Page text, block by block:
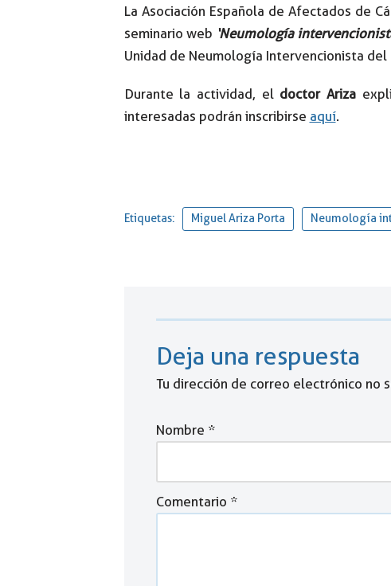
La Asociación Española de Afectados de
seminario web ‘Neumología
Unidad de Neumología Intervencionista
Durante la actividad, el doctor Ariza
interesadas podrán inscribirse aquí.
Etiquetas: Miguel Ariza Porta Neumología
Deja una respuesta
Tu dirección de correo electrónico no
Nombre *
Comentario *